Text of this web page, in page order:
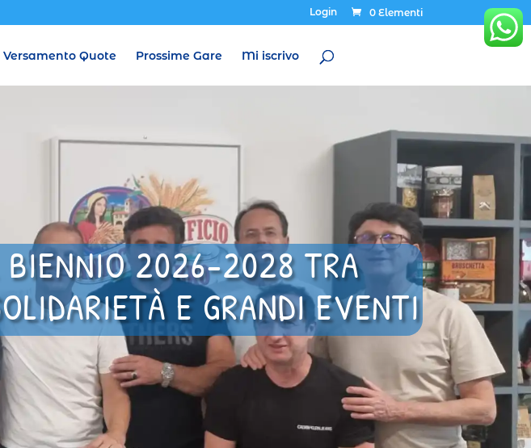
Login 0 Elementi
Versamento Quote Prossime Gare Mi iscrivo
BIENNIO 2026-2028 TRA
E GRANDI EVENTI